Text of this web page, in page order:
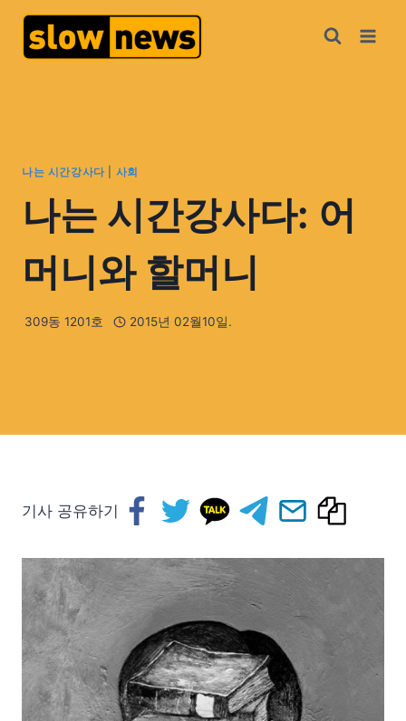
나는 시간강사다| 사회
나는 시간강사다: 어
머니와 할머니
309동 1201호 2015년 02월10일.
기사 공유하기